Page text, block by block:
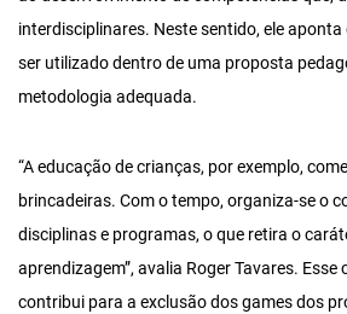
interdisciplinares. Neste sentido, ele
ser utilizado dentro de uma proposta
metodologia adequada.
“A educação de crianças, por exemplo,
brincadeiras. Com o tempo, organiza-se o
disciplinas e programas, o que retira o
aprendizagem”, avalia Roger Tavares. Esse
contribui para a exclusão dos games dos